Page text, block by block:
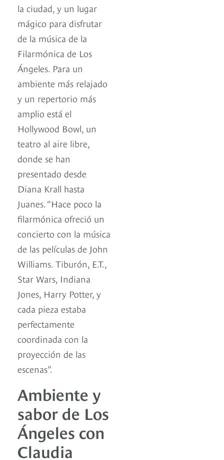
la ciudad, y un lugar
mágico para disfrutar
de la música de la
Filarmónica de Los
Ángeles. Para un
ambiente más relajado
y un repertorio más
amplio está el
Hollywood Bowl, un
teatro al aire libre,
donde se han
presentado desde
Diana Krall hasta
Juanes. “Hace poco la
filarmónica ofreció un
concierto con la música
de las películas de John
Williams. Tiburón, E.T.,
Star Wars, Indiana
Jones, Harry Potter, y
cada pieza estaba
perfectamente
coordinada con la
proyección de las
escenas”.
Ambiente y
sabor de Los
Ángeles con
Claudia